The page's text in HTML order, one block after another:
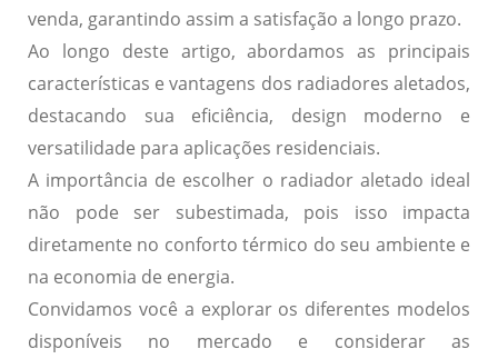
venda, garantindo assim a satisfação a longo prazo.
Ao longo deste artigo, abordamos as principais
características e vantagens dos radiadores aletados,
destacando sua eficiência, design moderno e
versatilidade para aplicações residenciais.
A importância de escolher o radiador aletado ideal
não pode ser subestimada, pois isso impacta
diretamente no conforto térmico do seu ambiente e
na economia de energia.
Convidamos você a explorar os diferentes modelos
disponíveis no mercado e considerar as